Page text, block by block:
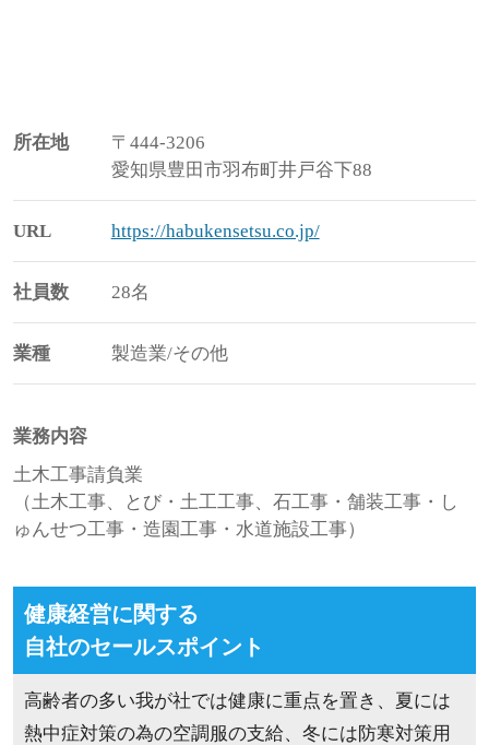
所在地
〒444-3206
愛知県豊田市羽布町井戸谷下88
URL https://habukensetsu.co.jp/
社員数 28名
業種 製造業/その他
業務内容
土木工事請負業
（土木工事、とび・土工工事、石工事・舗装工事・し
ゅんせつ工事・造園工事・水道施設工事）
健康経営に関する
自社のセールスポイント
高齢者の多い我が社では健康に重点を置き、夏には
熱中症対策の為の空調服の支給、冬には防寒対策用